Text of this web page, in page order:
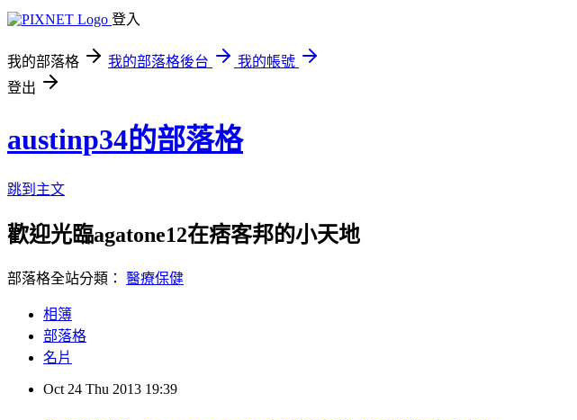
登入
我的部落格 我的部落格後台
我的帳號
登出
austinp34的部落格
跳到主文
歡迎光臨agatone12在痞客邦的小天地
部落格全站分類： 醫療保健
相簿
部落格
名片
Oct 24 Thu 2013 19:39